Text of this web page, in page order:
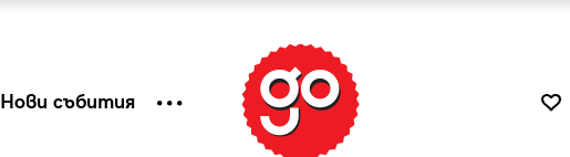
Нови събития